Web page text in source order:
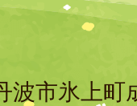
波市氷上町